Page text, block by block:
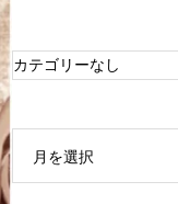
カテゴリーなし
月を選択